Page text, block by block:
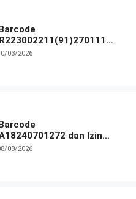
BPOM
03/2026
dan Izin
03/2026